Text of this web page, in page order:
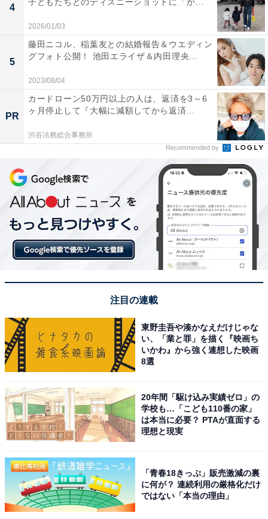
4
子どもたちとのディズニーショットに「か...
2026/01/03
5
藤田ニコル、稲葉友との結婚報告＆ウエディン
グフォト公開！ 池田エライザ＆内田理央...
2023/08/04
PR
カードローン50万円以上の人は、返済を3～6
ヶ月停止して『大幅に減額してから返済...
渋谷法務総合事務所
Recommended by
注目の連載
東野圭吾や湊かなえだけじゃな
い、「業と罪」を描く『映画ち
いかわ』から強く連想した映画
8選
20年間「駆け込み実績ゼロ」の
学校も…「こども110番の家」
は本当に必要？ PTAが直面する
理想と現実
「青春18きっぷ」販売激減の裏
に何が？ 連続利用の厳格化だけ
ではない「本当の理由」